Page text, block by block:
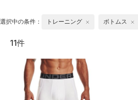
選択中の条件： トレーニング ボトムス
11件